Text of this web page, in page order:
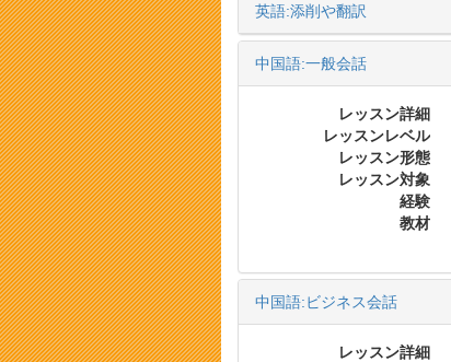
英語:添削や翻訳
中国語:一般会話
レッスン詳細
レッスンレベル
レッスン形態
レッスン対象
経験
教材
中国語:ビジネス会話
レッスン詳細